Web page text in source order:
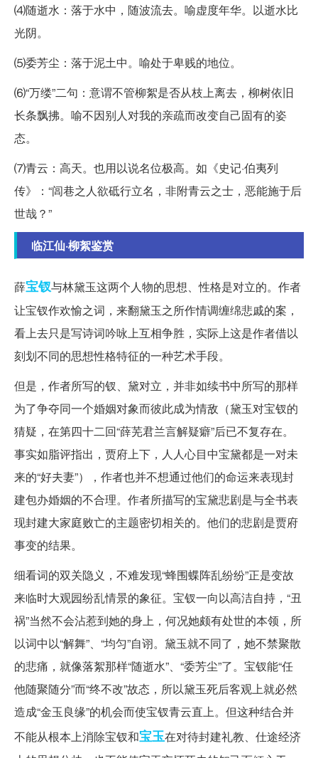
⑷随逝水：落于水中，随波流去。喻虚度年华。以逝水比
光阴。
⑸委芳尘：落于泥土中。喻处于卑贱的地位。
⑹“万缕”二句：意谓不管柳絮是否从枝上离去，柳树依旧
长条飘拂。喻不因别人对我的亲疏而改变自己固有的姿
态。
⑺青云：高天。也用以说名位极高。如《史记·伯夷列
传》：“闾巷之人欲砥行立名，非附青云之士，恶能施于后
世哉？”
临江仙·柳絮鉴赏
薛宝钗与林黛玉这两个人物的思想、性格是对立的。作者
让宝钗作欢愉之词，来翻黛玉之所作情调缠绵悲戚的案，
看上去只是写诗词吟咏上互相争胜，实际上这是作者借以
刻划不同的思想性格特征的一种艺术手段。
但是，作者所写的钗、黛对立，并非如续书中所写的那样
为了争夺同一个婚姻对象而彼此成为情敌（黛玉对宝钗的
猜疑，在第四十二回“薛芜君兰言解疑癖”后已不复存在。
事实如脂评指出，贾府上下，人人心目中宝黛都是一对未
来的“好夫妻”），作者也并不想通过他们的命运来表现封
建包办婚姻的不合理。作者所描写的宝黛悲剧是与全书表
现封建大家庭败亡的主题密切相关的。他们的悲剧是贾府
事变的结果。
细看词的双关隐义，不难发现“蜂围蝶阵乱纷纷”正是变故
来临时大观园纷乱情景的象征。宝钗一向以高洁自持，“丑
祸”当然不会沾惹到她的身上，何况她颇有处世的本领，所
以词中以“解舞”、“均匀”自诩。黛玉就不同了，她不禁聚散
的悲痛，就像落絮那样“随逝水”、“委芳尘”了。宝钗能“任
他随聚随分”而“终不改”故态，所以黛玉死后客观上就必然
造成“金玉良缘”的机会而使宝钗青云直上。但这种结合并
不能从根本上消除宝钗和宝玉在对待封建礼教、仕途经济